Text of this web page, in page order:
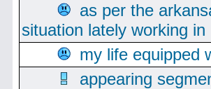
as per the
situation lately working
my life equipped
appearing